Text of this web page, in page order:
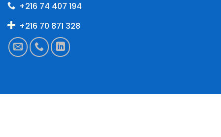
+216 74 407 194
+216 70 871 328